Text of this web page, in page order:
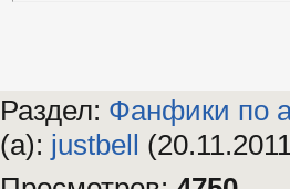
Раздел: Фанфики по
(а): justbell